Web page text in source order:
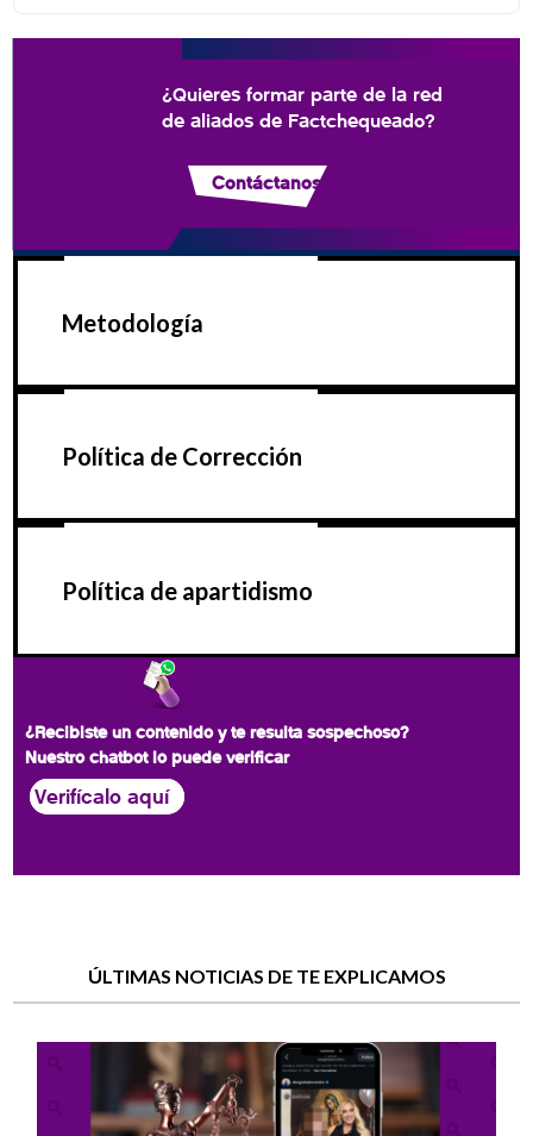
¿Quieres formar parte de la red
de aliados de Factchequeado?
Contáctanos
Metodología
Política de Corrección
Política de apartidismo
¿Recibiste un contenido y te resulta sospechoso?
Nuestro chatbot lo puede verificar
Verifícalo aquí
ÚLTIMAS NOTICIAS DE TE EXPLICAMOS